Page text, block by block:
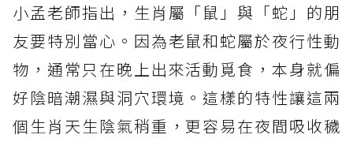
小孟老師指出，生肖屬「鼠」與「蛇」的朋
友要特別當心。因為老鼠和蛇屬於夜行性動
物，通常只在晚上出來活動覓食，本身就偏
好陰暗潮濕與洞穴環境。這樣的特性讓這兩
個生肖天生陰氣稍重，更容易在夜間吸收穢